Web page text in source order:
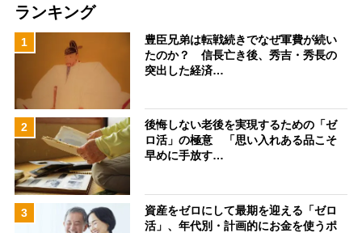
ランキング
1
豊臣兄弟は転戦続きでなぜ軍費が続い
たのか？ 信長亡き後、秀吉・秀長の
突出した経済…
2
後悔しない老後を実現するための「ゼ
ロ活」の極意 「思い入れある品こそ
早めに手放す…
3
資産をゼロにして最期を迎える「ゼロ
活」、年代別・計画的にお金を使うポ